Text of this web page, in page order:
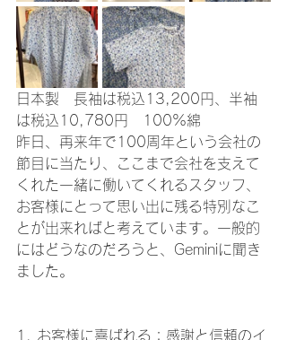
日本製　長袖は税込13,200円、半袖
は税込10,780円　100%綿
昨日、再来年で100周年という会社の
節目に当たり、ここまで会社を支えて
くれた一緒に働いてくれるスタッフ、
お客様にとって思い出に残る特別なこ
とが出来ればと考えています。一般的
にはどうなのだろうと、Geminiに聞き
ました。
1. お客様に喜ばれる：感謝と信頼のイ